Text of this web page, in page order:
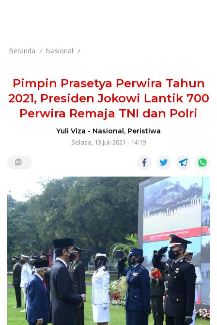
Beranda Nasional
Pimpin Prasetya Perwira Tahun
2021, Presiden Jokowi Lantik 700
Perwira Remaja TNI dan Polri
Yuli Viza - Nasional, Peristiwa
Selasa, 13 Juli 2021 - 14:19